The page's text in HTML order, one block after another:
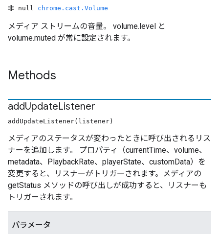
非 null chrome.cast.Volume
メディア ストリームの音量。 volume.level と
volume.muted が常に設定されます。
Methods
addUpdateListener
addUpdateListener(listener)
メディアのステータスが変わったときに呼び出されるリス
ナーを追加します。 プロパティ（currentTime、volume、
metadata、PlaybackRate、playerState、customData）を
変更すると、リスナーがトリガーされます。メディアの
getStatus メソッドの呼び出しが成功すると、リスナーも
トリガーされます。
パラメータ